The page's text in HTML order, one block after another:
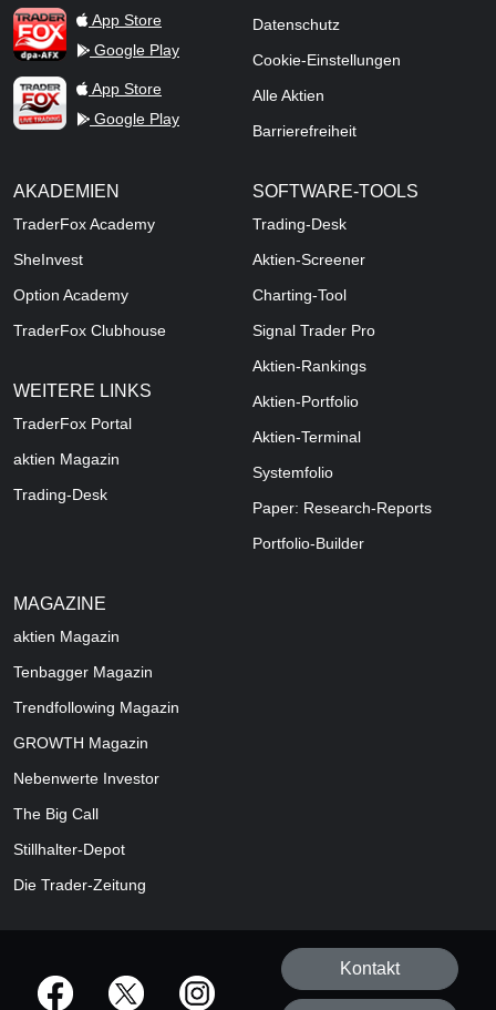
TraderFox dpa-AFX ProFeed
App Store
Google Play
TraderFox Live Trading
App Store
Google Play
Datenschutz
Cookie-Einstellungen
Alle Aktien
Barrierefreiheit
AKADEMIEN
TraderFox Academy
SheInvest
Option Academy
TraderFox Clubhouse
WEITERE LINKS
TraderFox Portal
aktien Magazin
Trading-Desk
SOFTWARE-TOOLS
Trading-Desk
Aktien-Screener
Charting-Tool
Signal Trader Pro
Aktien-Rankings
Aktien-Portfolio
Aktien-Terminal
Systemfolio
Paper: Research-Reports
Portfolio-Builder
MAGAZINE
aktien Magazin
Tenbagger Magazin
Trendfollowing Magazin
GROWTH Magazin
Nebenwerte Investor
The Big Call
Stillhalter-Depot
Die Trader-Zeitung
offizielle Social Media-Accounts
Kontakt